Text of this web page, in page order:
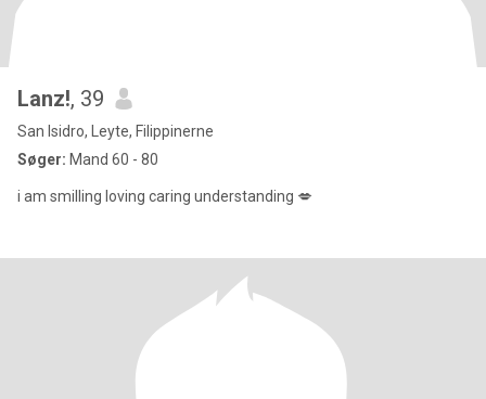
Lanz!, 39
San Isidro, Leyte, Filippinerne
Søger: Mand 60 - 80
i am smilling loving caring understanding 💋